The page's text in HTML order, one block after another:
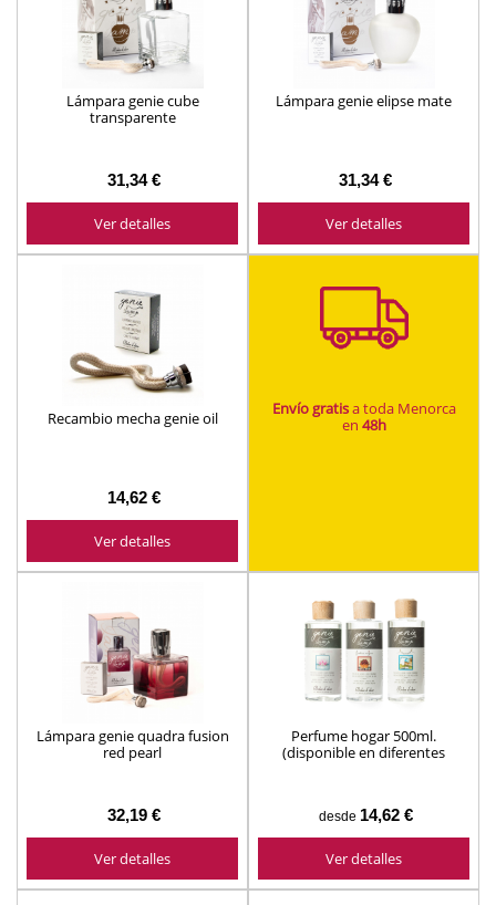
Lámpara genie cube
transparente
31,34 €
Ver detalles
Lámpara genie elipse mate
31,34 €
Ver detalles
Recambio mecha genie oil
14,62 €
Ver detalles
Envío gratisa toda Menorca
en 48h
Lámpara genie quadra fusion
red pearl
32,19 €
Ver detalles
Perfume hogar 500ml.
(disponible en diferentes
desde 14,62 €
Ver detalles